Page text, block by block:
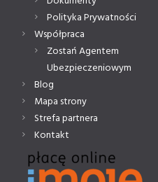
Polityka Prywatności
Współpraca
Zostań Agentem
Ubezpieczeniowym
Blog
Mapa strony
Strefa partnera
Kontakt